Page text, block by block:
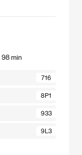
min
716
8P1
933
9L3